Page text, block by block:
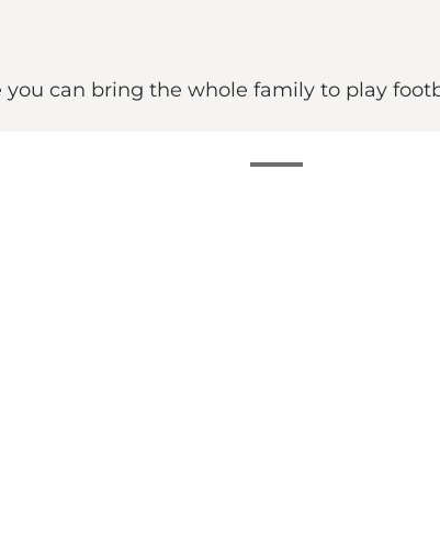
can bring the whole family to play